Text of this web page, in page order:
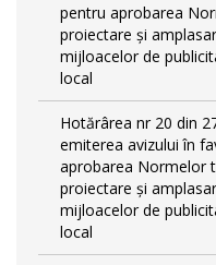
pentru aprobarea
proiectare şi
mijloacelor de
local
Hotărârea nr 20 din
emiterea avizului în
aprobarea Normelor
proiectare şi
mijloacelor de
local